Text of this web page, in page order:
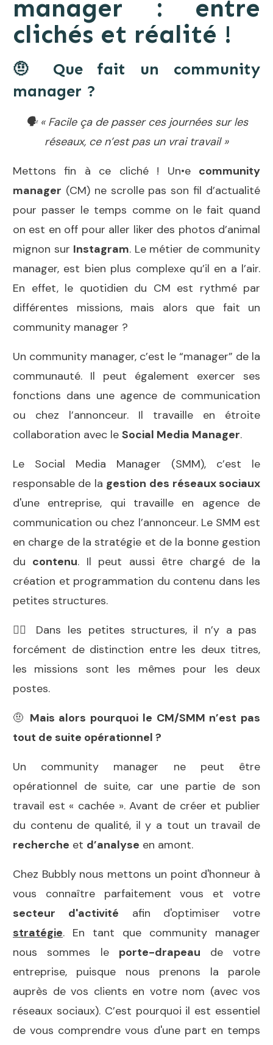
manager : entre
clichés et réalité !
🤨
Que fait un community
manager ?
🗣️ « Facile ça de passer ces journées sur les
réseaux, ce n’est pas un vrai travail »
Mettons fin à ce cliché ! Un•e community
manager (CM) ne scrolle pas son fil d’actualité
pour passer le temps comme on le fait quand
on est en off pour aller liker des photos d’animal
mignon sur Instagram. Le métier de community
manager, est bien plus complexe qu’il en a l’air.
En effet, le quotidien du CM est rythmé par
différentes missions, mais alors que fait un
community manager ?
Un community manager, c’est le “manager” de la
communauté. Il peut également exercer ses
fonctions dans une agence de communication
ou chez l’annonceur. Il travaille en étroite
collaboration avec le Social Media Manager.
Le Social Media Manager (SMM), c’est le
responsable de la gestion des réseaux sociaux
d'une entreprise, qui travaille en agence de
communication ou chez l’annonceur. Le SMM est
en charge de la stratégie et de la bonne gestion
du contenu. Il peut aussi être chargé de la
création et programmation du contenu dans les
petites structures.
👉🏻 Dans les petites structures, il n’y a pas
forcément de distinction entre les deux titres,
les missions sont les mêmes pour les deux
postes.
🤨 Mais alors pourquoi le CM/SMM n’est pas
tout de suite opérationnel ?
Un community manager ne peut être
opérationnel de suite, car une partie de son
travail est « cachée ». Avant de créer et publier
du contenu de qualité, il y a tout un travail de
recherche et d’analyse en amont.
Chez Bubbly nous mettons un point d'honneur à
vous connaître parfaitement vous et votre
secteur
d'activité afin d'optimiser votre
stratégie. En tant que community manager
nous sommes le porte-drapeau de votre
entreprise, puisque nous prenons la parole
auprès de vos clients en votre nom (avec vos
réseaux sociaux). C’est pourquoi il est essentiel
de vous comprendre vous d'une part en temps